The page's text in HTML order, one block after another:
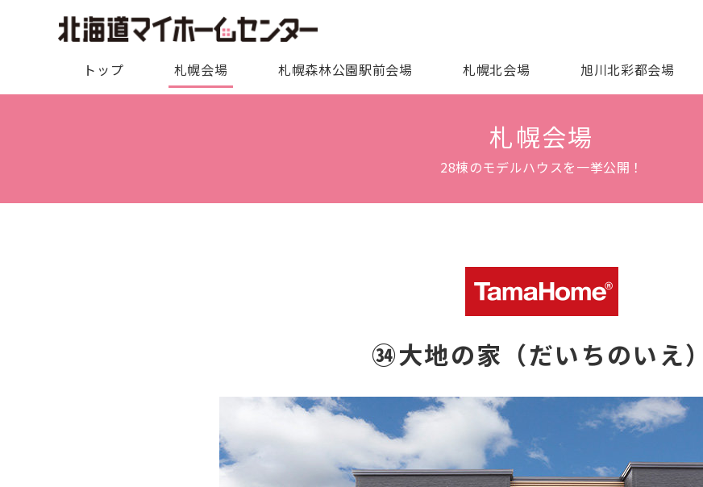
トップ 札幌会場 札幌森林公園駅前会場 札幌北会場 旭川北彩都会場
札幌会場
28棟のモデルハウスを一挙公開！
㉞大地の家（だいちのいえ）